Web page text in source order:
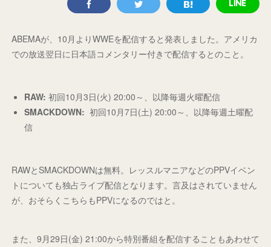
ABEMAが、10月よりWWEを配信すると発表しました。アメリカ
での放送翌日に日本語コメンタリー付きで配信するとのこと。
RAW: 初回10月3日(火) 20:00～、以降毎週火曜配信
SMACKDOWN: 初回10月7日(土) 20:00～、以降毎週土曜配
信
RAWとSMACKDOWNは無料。レッスルマニアなどのPPVイベン
トについても独占ライブ配信となります。言及はされていません
が、おそらくこちらもPPVになるのではと。
また、9月29日(金) 21:00から特別番組を配信することもあわせて